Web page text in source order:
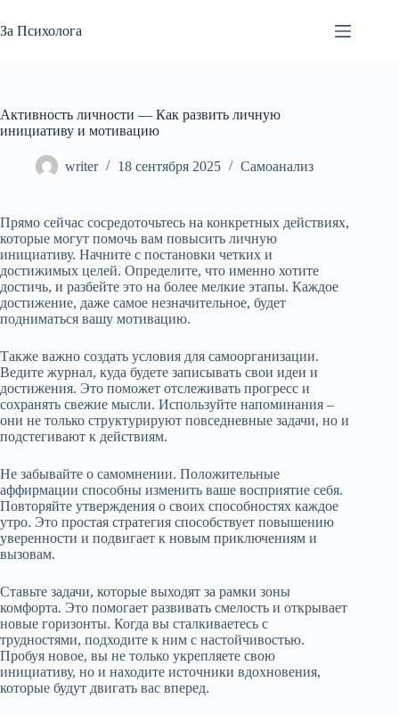
к
сути
За Психолога
Активность личности — Как развить личную
инициативу и мотивацию
writer 18 сентября 2025 Самоанализ
Прямо сейчас сосредоточьтесь на конкретных действиях,
которые могут помочь вам повысить личную
инициативу. Начните с постановки четких и
достижимых целей. Определите, что именно хотите
достичь, и разбейте это на более мелкие этапы. Каждое
достижение, даже самое незначительное, будет
подниматься вашу мотивацию.
Также важно создать условия для самоорганизации.
Ведите журнал, куда будете записывать свои идеи и
достижения. Это поможет отслеживать прогресс и
сохранять свежие мысли. Используйте напоминания –
они не только структурируют повседневные задачи, но и
подстегивают к действиям.
Не забывайте о самомнении. Положительные
аффирмации способны изменить ваше восприятие себя.
Повторяйте утверждения о своих способностях каждое
утро. Это простая стратегия способствует повышению
уверенности и подвигает к новым приключениям и
вызовам.
Ставьте задачи, которые выходят за рамки зоны
комфорта. Это помогает развивать смелость и открывает
новые горизонты. Когда вы сталкиваетесь с
трудностями, подходите к ним с настойчивостью.
Пробуя новое, вы не только укрепляете свою
инициативу, но и находите источники вдохновения,
которые будут двигать вас вперед.